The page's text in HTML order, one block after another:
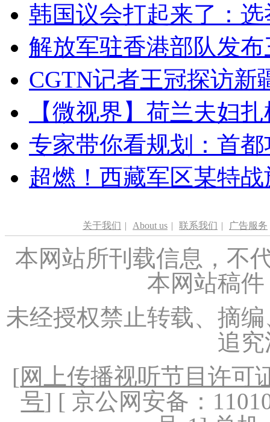
韩国议会打起来了：
解放军驻香港部队发
CGTN记者王冠探访新
【微视界】荷兰夫妇
专家带你看规划：首
超燃！西藏军区某特
关于我们 | About us | 联系我们 | 广告服务
本网站所刊载信息，不
本网站稿
未经授权禁止转载、摘
追
[网上传播视听节目许可
号] [ 京公网安备：